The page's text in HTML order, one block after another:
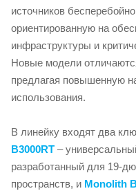
источников
ориентированную на
инфраструктуры и
Новые модели
предлагая повышенную
использования.
В линейку входят два
B3000RT –
разработанный для 19-
пространств, и Monolith